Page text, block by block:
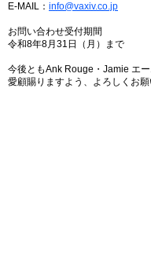
E-MAIL： info@vaxiv.co.jp
お問い合わせ受付期間
令和8年8月31日（月）まで
今後ともAnk Rouge・Jamie エ
愛顧賜りますよう、よろしくお願